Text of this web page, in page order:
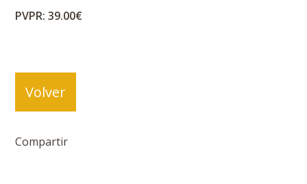
PVPR: 39.00€
Volver
Compartir